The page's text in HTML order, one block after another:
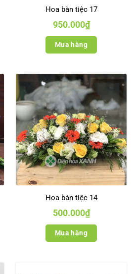
Hoa bàn tiệc 17
950.000₫
Mua hàng
Hoa bàn tiệc 14
500.000₫
Mua hàng